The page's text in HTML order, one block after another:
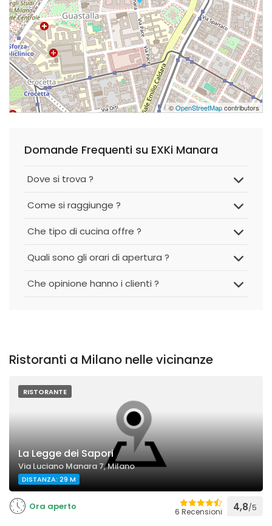
©OpenStreetMapcontributors
Domande Frequenti su EXKi Manara
Dove si trova ?
Come si raggiunge ?
Che tipo di cucina offre ?
Quali sono gli orari di apertura ?
Che opinione hanno i clienti ?
Ristoranti a Milano nelle vicinanze
RISTORANTE
La Legge dei Sapori
Via Luciano Manara 7, Milano
DISTANZA: 29 M
Ora aperto 6 Recensioni 4,8/5